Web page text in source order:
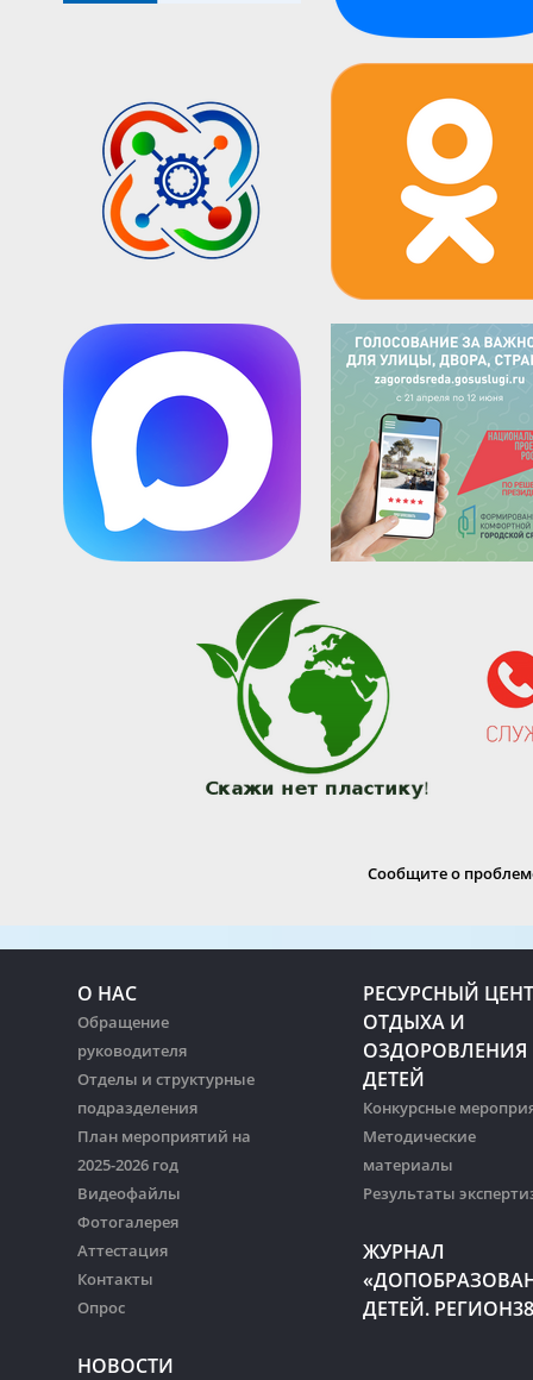
Сообщите о
О НАС
Обращение
руководителя
Отделы и структурные
подразделения
План мероприятий на
2025-2026 год
Видеофайлы
Фотогалерея
Аттестация
Контакты
Опрос
НОВОСТИ
РЕСУРСНЫЙ
ОТДЫХА И
ОЗДОРОВЛЕНИЯ
ДЕТЕЙ
Конкурсные
Методические
материалы
Результаты
ЖУРНАЛ
ДЕТЕЙ.